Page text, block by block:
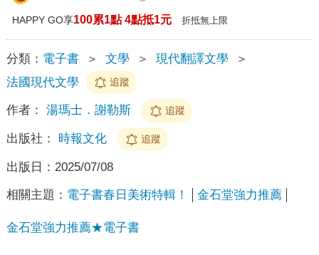
HAPPY GO享100累1點 4點抵1元 折抵無上限
分類： 電子書 ＞ 文學 ＞ 現代翻譯文學
＞
法國現代文學
追蹤
作者： 湯瑪士．謝勒斯 追蹤
出版社： 時報文化 追蹤
出版日： 2025/07/08
相關主題： 電子書春日美術特輯！ 金石堂強力推薦
金石堂強力推薦★電子書